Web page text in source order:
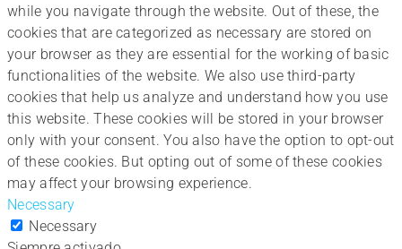
while you navigate through the website. Out of these, the
cookies that are categorized as necessary are stored on
your browser as they are essential for the working of basic
functionalities of the website. We also use third-party
cookies that help us analyze and understand how you use
this website. These cookies will be stored in your browser
only with your consent. You also have the option to opt-out
of these cookies. But opting out of some of these cookies
may affect your browsing experience.
Necessary
Necessary